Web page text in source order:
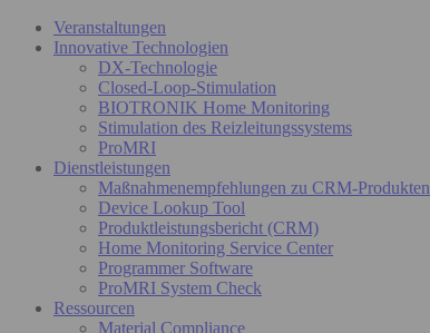
Veranstaltungen
Innovative Technologien
DX-Technologie
Closed-Loop-Stimulation
BIOTRONIK Home Monitoring
Stimulation des Reizleitungssystems
ProMRI
Dienstleistungen
Maßnahmenempfehlungen zu CRM-Produkten
Device Lookup Tool
Produktleistungsbericht (CRM)
Home Monitoring Service Center
Programmer Software
ProMRI System Check
Ressourcen
Material Compliance